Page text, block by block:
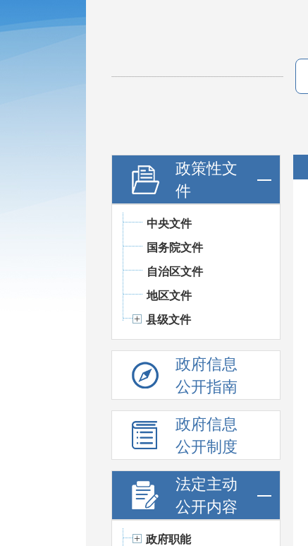
政策性文
件
中央文件
国务院文件
自治区文件
地区文件
县级文件
政府信息
公开指南
政府信息
公开制度
法定主动
公开内容
政府职能